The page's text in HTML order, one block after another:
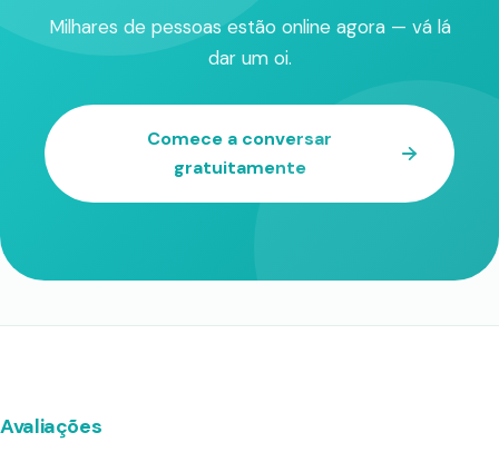
Milhares de pessoas estão online agora — vá lá
dar um oi.
Comece a conversar
gratuitamente
Avaliações